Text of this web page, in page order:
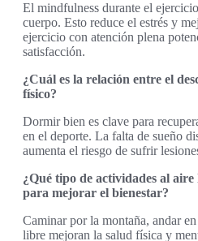
El mindfulness durante el
cuerpo. Esto reduce el estrés y
ejercicio con atención plena
satisfacción.
¿Cuál es la relación entre el
físico?
Dormir bien es clave para
en el deporte. La falta de sueño
aumenta el riesgo de sufrir
¿Qué tipo de actividades al
para mejorar el bienestar?
Caminar por la montaña, andar
libre mejoran la salud física y